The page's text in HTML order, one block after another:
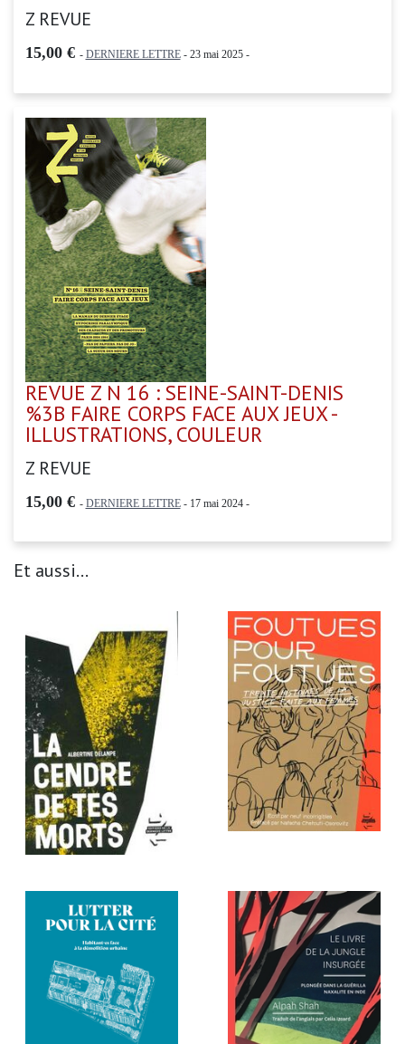
Z REVUE
15,00 € - DERNIERE LETTRE- 23 mai 2025 -
REVUE Z N 16 : SEINE-SAINT-DENIS
%3B FAIRE CORPS FACE AUX JEUX -
ILLUSTRATIONS, COULEUR
Z REVUE
15,00 € - DERNIERE LETTRE- 17 mai 2024 -
Et aussi...